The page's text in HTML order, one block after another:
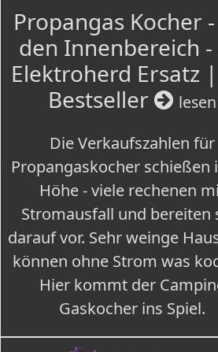
Propangas Kocher
den Innenbereich -
Elektroherd Ersatz
Bestseller
lesen
Die Verkaufszahlen für
Propangaskocher schießen
Höhe - viele rechenen
Stromausfall und bereiten
darauf vor. Sehr weinge
können ohne Strom was
Hier kommt der
Gaskocher ins Spiel.